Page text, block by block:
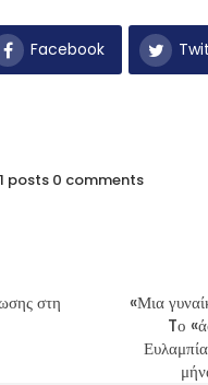
Facebook
posts 0 comments
στη
«Μια
Tο